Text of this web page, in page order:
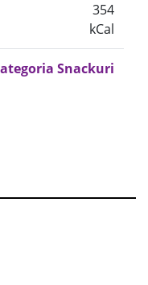
354
kCal
Snackuri